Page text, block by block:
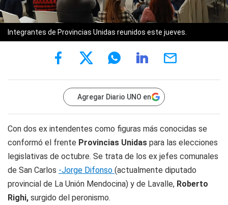
Integrantes de Provincias Unidas reunidos este jueves.
Agregar Diario UNO en
Con dos ex intendentes como figuras más conocidas se
conformó el frente Provincias Unidas para las elecciones
legislativas de octubre. Se trata de los ex jefes comunales
de San Carlos -Jorge Difonso (actualmente diputado
provincial de La Unión Mendocina) y de Lavalle, Roberto
Righi, surgido del peronismo.